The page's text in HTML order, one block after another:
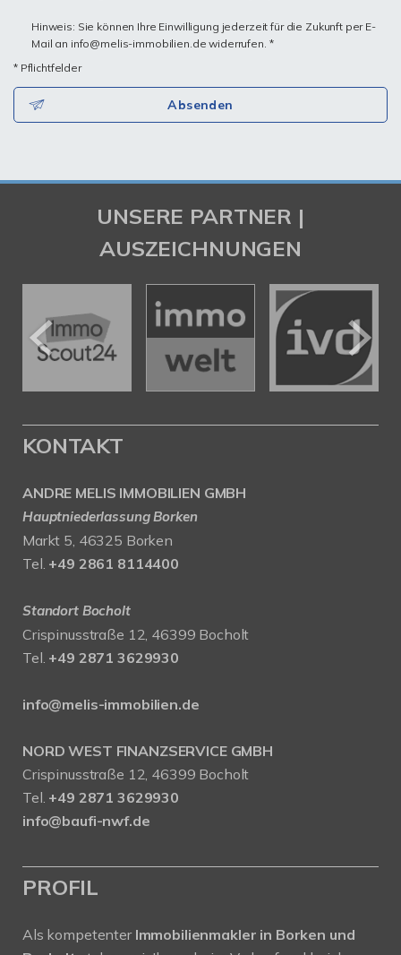
Hinweis: Sie können Ihre Einwilligung jederzeit für die Zukunft per E-
Mail an info@melis-immobilien.de widerrufen. *
* Pflichtfelder
Absenden
UNSERE PARTNER |
AUSZEICHNUNGEN
KONTAKT
ANDRE MELIS IMMOBILIEN GMBH
Hauptniederlassung Borken
Markt 5, 46325 Borken
Tel. +49 2861 8114400
Standort Bocholt
Crispinusstraße 12, 46399 Bocholt
Tel. +49 2871 3629930
info@melis-immobilien.de
NORD WEST FINANZSERVICE GMBH
Crispinusstraße 12, 46399 Bocholt
Tel. +49 2871 3629930
info@baufi-nwf.de
PROFIL
Als kompetenter Immobilienmakler in Borken und